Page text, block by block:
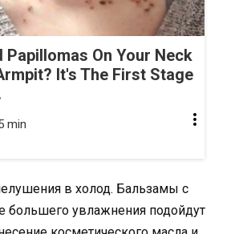
Papillomas On Your Neck
It's The First Stage
min
в холод. Бальзамы с
большего увлажнения подойдут